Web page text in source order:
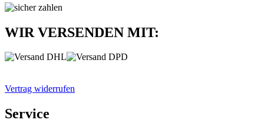
WIR VERSENDEN MIT:
Vertrag widerrufen
Service